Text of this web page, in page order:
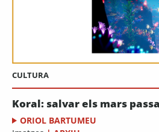
CULTURA
Koral: salvar els mars
ORIOL BARTUMEU